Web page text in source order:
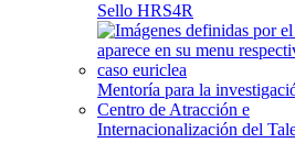
Sello HRS4R
Mentoría para la
Centro de Atracción e
Internacionalización del